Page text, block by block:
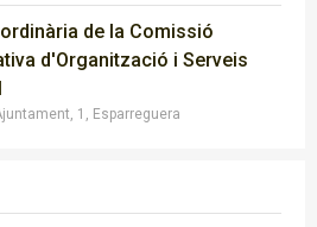
de la Comissió
d'Organització i Serveis
1, Esparreguera